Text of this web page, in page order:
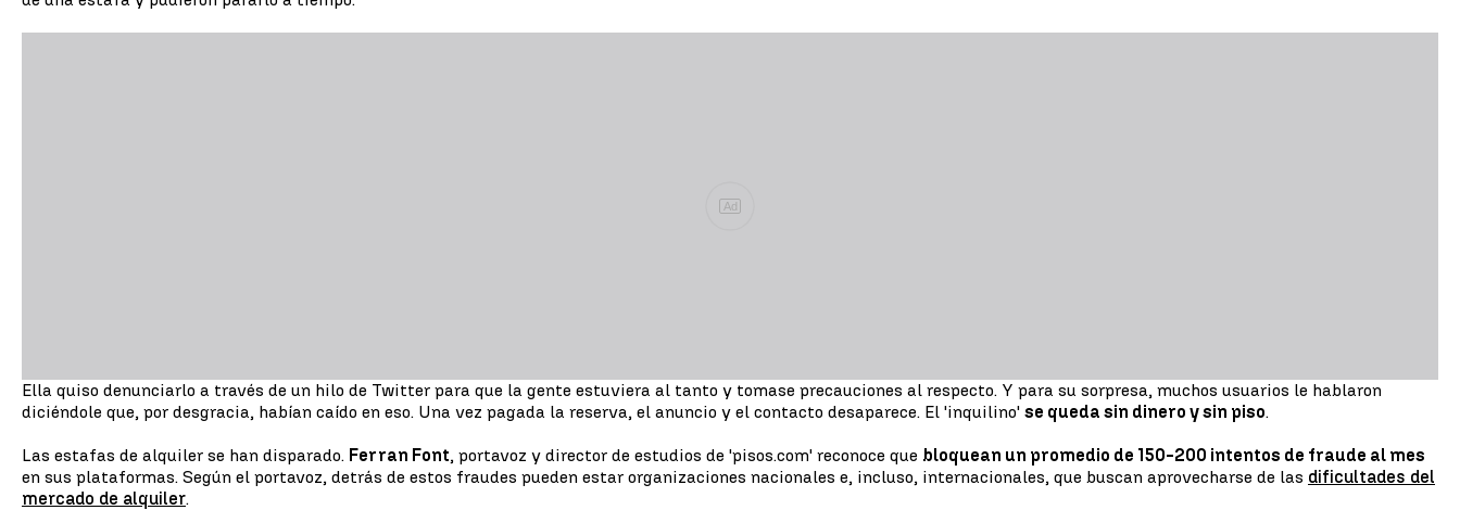
Ad
Ella quiso denunciarlo a través de un hilo de Twitter para que la gente estuviera al tanto y tomase precauciones al respecto. Y para su sorpresa, muchos usuarios le hablaron
diciéndole que, por desgracia, habían caído en eso. Una vez pagada la reserva, el anuncio y el contacto desaparece. El 'inquilino' se queda sin dinero y sin piso.
Las estafas de alquiler se han disparado. Ferran Font, portavoz y director de estudios de 'pisos.com' reconoce que bloquean un promedio de 150-200 intentos de fraude al mes
en sus plataformas. Según el portavoz, detrás de estos fraudes pueden estar organizaciones nacionales e, incluso, internacionales, que buscan aprovecharse de las dificultades del
mercado de alquiler.